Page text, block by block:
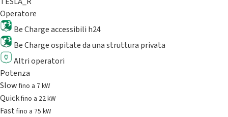
Operatore
Be Charge accessibili h24
Be Charge ospitate da una struttura privata
Altri operatori
Potenza
Slowfino a 7 kW
Quickfino a 22 kW
Fastfino a 75 kW